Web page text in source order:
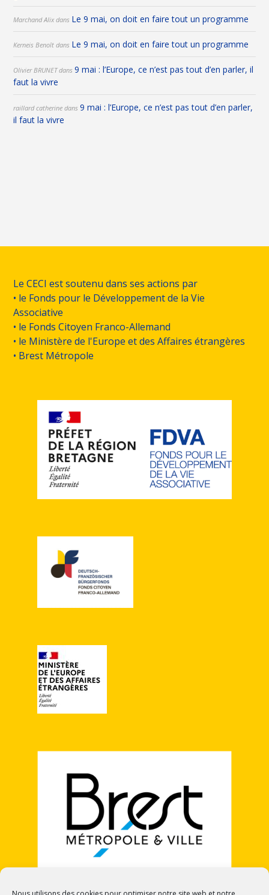
Marchand Alix dans Le 9 mai, on doit en faire tout un programme
Kerneis Benoît dans Le 9 mai, on doit en faire tout un programme
Olivier BRUNETdans9 mai : l’Europe, ce n’est pas tout d’en parler, il
faut la vivre
raillard catherine dans9 mai : l’Europe, ce n’est pas tout d’en parler,
il faut la vivre
Le CECI est soutenu dans ses actions par
• le Fonds pour le Développement de la Vie
Associative
• le Fonds Citoyen Franco-Allemand
• le Ministère de l'Europe et des Affaires étrangères
• Brest Métropole